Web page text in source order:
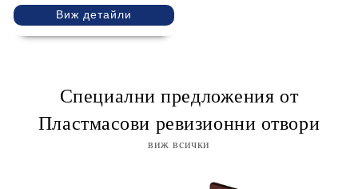
Виж детайли
Специални предложения от
Пластмасови ревизионни отвори
виж всички